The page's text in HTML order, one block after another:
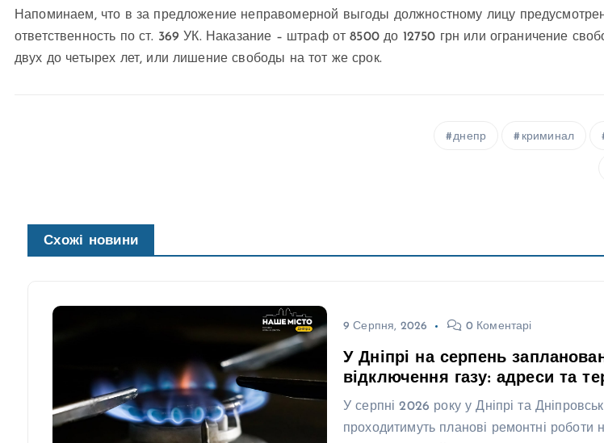
Напоминаем, что в за предложение неправомерной выгоды должностному лицу
ответственность по ст. 369 УК. Наказание – штраф от 8500 до 12750 грн или ограничение
двух до четырех лет, или лишение свободы на тот же срок.
днепр криминал
Схожі новини
9 Серпня, 2026 0 Коментарі
У Дніпрі на серпень
відключення газу: адреси та
У серпні 2026 року у Дніпрі та
проходитимуть планові ремонтні роботи